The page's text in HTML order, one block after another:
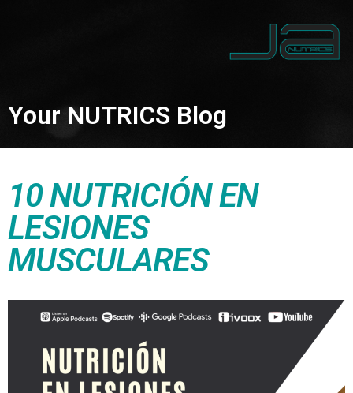
Your NUTRICS Blog
10 NUTRICIÓN EN
LESIONES
MUSCULARES